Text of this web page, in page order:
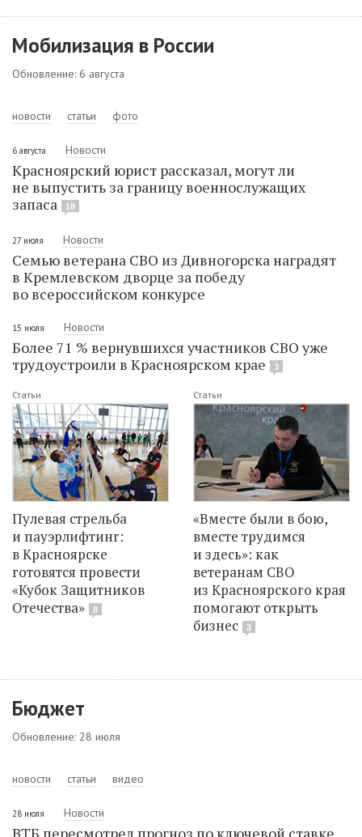
Мобилизация в России
Обновление: 6 августа
новости статьи фото
6 августа Новости
Красноярский юрист рассказал, могут ли
не выпустить за границу военнослужащих
запаса
18
27 июля Новости
Семью ветерана СВО из Дивногорска наградят
в Кремлевском дворце за победу
во всероссийском конкурсе
15 июля Новости
Более 71 % вернувшихся участников СВО уже
трудоустроили в Красноярском крае
3
Статьи
Пулевая стрельба
и пауэрлифтинг:
в Красноярске
готовятся провести
«Кубок Защитников
Отечества»
8
Статьи
«Вместе были в бою,
вместе трудимся
и здесь»: как
ветеранам СВО
из Красноярского края
помогают открыть
бизнес
3
Бюджет
Обновление: 28 июля
новости статьи видео
28 июля Новости
ВТБ пересмотрел прогноз по ключевой ставке